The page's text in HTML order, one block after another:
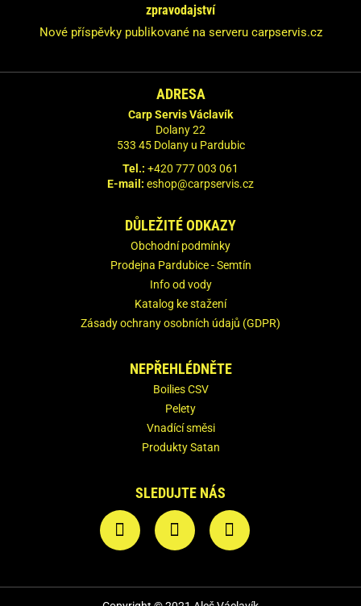
Vaše údaje nebudeme nikde zveřejňovat.
zpravodajství
Nové příspěvky publikované na serveru carpservis.cz
ADRESA
Carp Servis Václavík
Dolany 22
533 45 Dolany u Pardubic
Tel.: +420 777 003 061
E-mail: eshop@carpservis.cz
DŮLEŽITÉ ODKAZY
Obchodní podmínky
Prodejna Pardubice - Semtín
Info od vody
Katalog ke stažení
Zásady ochrany osobních údajů (GDPR)
NEPŘEHLÉDNĚTE
Boilies CSV
Pelety
Vnadící směsi
Produkty Satan
SLEDUJTE NÁS